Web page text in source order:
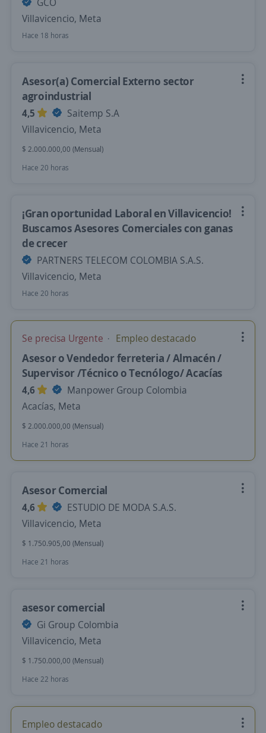
Villavicencio, Meta
Hace 18 horas
Asesor(a) Comercial Externo sector
agroindustrial
4,5
Saitemp S.A
Villavicencio, Meta
$ 2.000.000,00 (Mensual)
Hace 20 horas
¡Gran oportunidad Laboral en Villavicencio!
Buscamos Asesores Comerciales con ganas
de crecer
PARTNERS TELECOM COLOMBIA S.A.S.
Villavicencio, Meta
Hace 20 horas
Se precisa Urgente Empleo destacado
Asesor o Vendedor ferreteria / Almacén /
Supervisor /Técnico o Tecnólogo/ Acacías
4,6
Manpower Group Colombia
Acacías, Meta
$ 2.000.000,00 (Mensual)
Hace 21 horas
Asesor Comercial
4,6
ESTUDIO DE MODA S.A.S.
Villavicencio, Meta
$ 1.750.905,00 (Mensual)
Hace 21 horas
asesor comercial
Gi Group Colombia
Villavicencio, Meta
$ 1.750.000,00 (Mensual)
Hace 22 horas
Empleo destacado